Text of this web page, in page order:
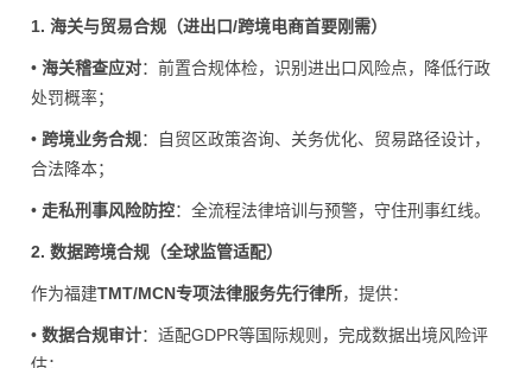
1. 海关与贸易合规（进出口/跨境电商首要刚需）
• 海关稽查应对：前置合规体检，识别进出口风险点，降低行政
处罚概率；
• 跨境业务合规：自贸区政策咨询、关务优化、贸易路径设计，
合法降本；
• 走私刑事风险防控：全流程法律培训与预警，守住刑事红线。
2. 数据跨境合规（全球监管适配）
作为福建TMT/MCN专项法律服务先行律所，提供：
• 数据合规审计：适配GDPR等国际规则，完成数据出境风险评